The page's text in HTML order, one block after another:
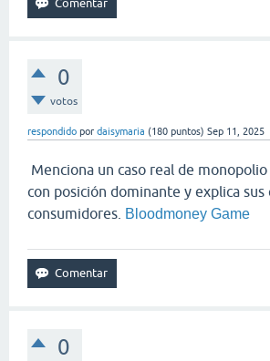
0
votos
respondido por daisymaria (180 puntos) Sep 11, 2025
Menciona un caso real de
con posición dominante y explica
consumidores. Bloodmoney Game
0